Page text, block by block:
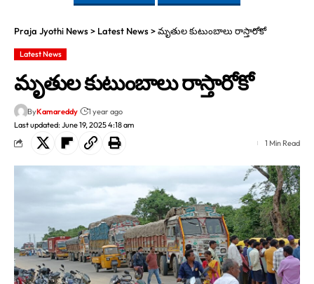
Praja Jyothi News> Latest News>మృతుల కుటుంబాలు రాస్తారోకో
Latest News
మృతుల కుటుంబాలు రాస్తారోకో
Last updated: June 19, 2025 4:18 am
ByKamareddy 1 year ago
1 Min Read